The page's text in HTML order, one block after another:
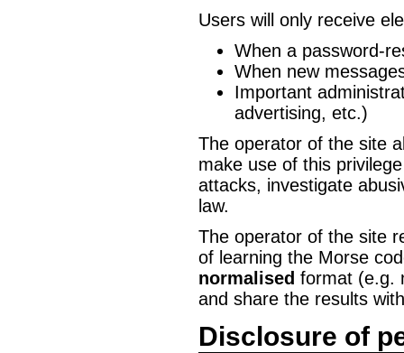
Users will only receive
When a password-
When new
Important
advertising, etc.)
The operator of the site
make use of this
attacks, investigate
law.
The operator of the site
of learning the Morse
normalised format (e.g.
and share the results
Disclosure of